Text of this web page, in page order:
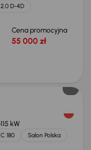
2.0 D-4D
Cena promocyjna
55 000 zł
115 kW
C 180
Salon Polska